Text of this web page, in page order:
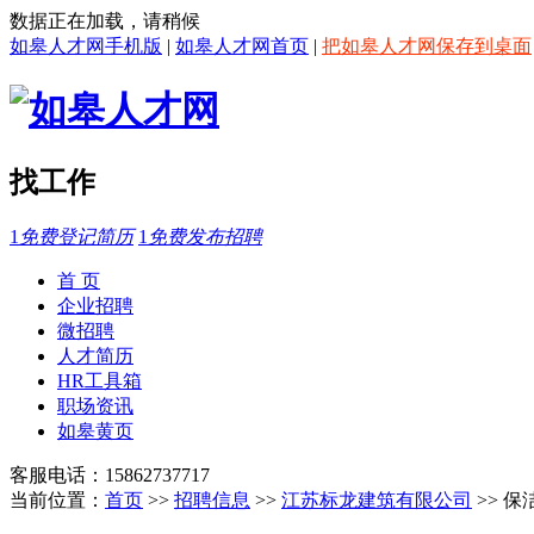
数据正在加载，请稍候
如皋人才网手机版 | 如皋人才网首页 | 把如皋人才网保存到桌面
找工作
1 免费登记简历 1 免费发布招聘
首 页
企业招聘
微招聘
人才简历
HR工具箱
职场资讯
如皋黄页
客服电话：15862737717
当前位置： 首页 >> 招聘信息 >> 江苏标龙建筑有限公司 >> 保